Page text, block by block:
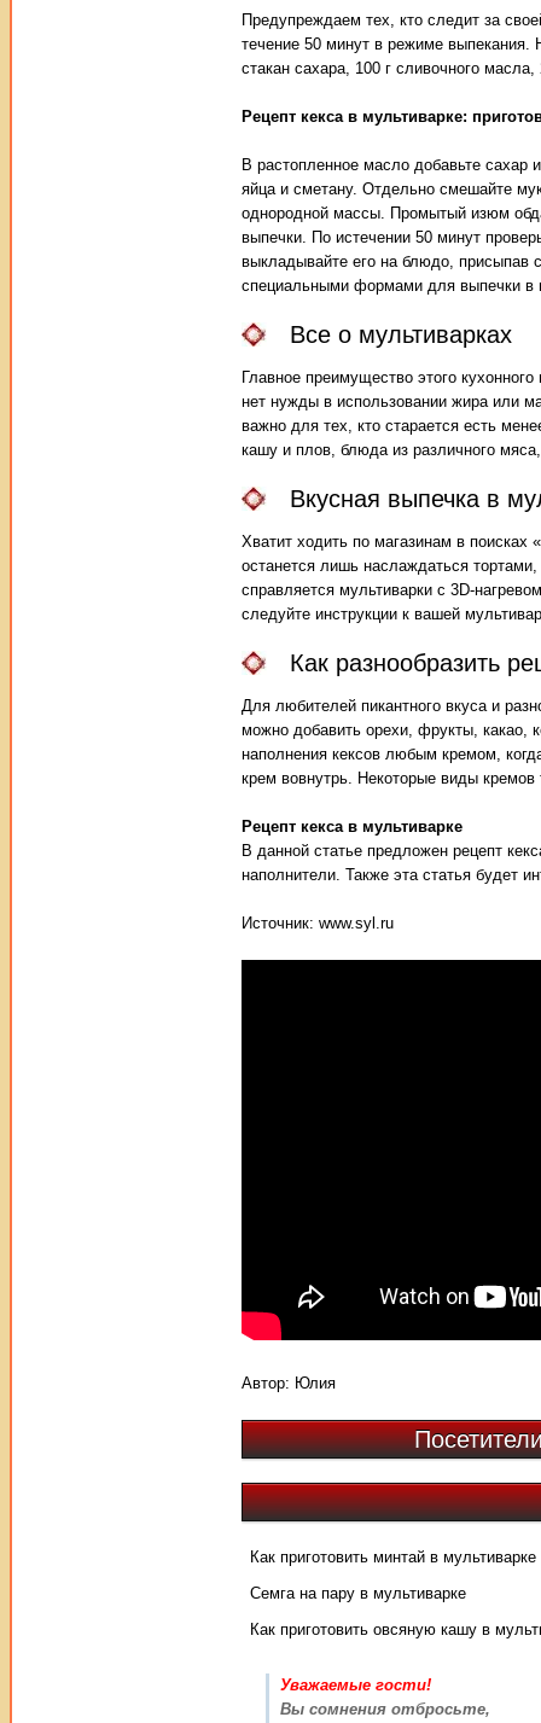
Предупреждаем тех, кто следит за
течение 50 минут в режиме выпекания.
стакан сахара, 100 г сливочного
Рецепт кекса в мультиварке:
В растопленное масло добавьте сахар
яйца и сметану. Отдельно смешайте
однородной массы. Промытый изюм
выпечки. По истечении 50 минут
выкладывайте его на блюдо, присыпав
специальными формами для выпечки в
Все о мультиварках
Главное преимущество этого
нет нужды в использовании жира или
важно для тех, кто старается есть
кашу и плов, блюда из различного
Вкусная выпечка в
Хватит ходить по магазинам в поисках
останется лишь наслаждаться
справляется мультиварки с 3D-
следуйте инструкции к вашей
Как разнообразить
Для любителей пикантного вкуса и
можно добавить орехи, фрукты, какао,
наполнения кексов любым кремом,
крем вовнутрь. Некоторые виды
Рецепт кекса в мультиварке
В данной статье предложен рецепт
наполнители. Также эта статья будет
Источник: www.syl.ru
Автор: Юлия
Как приготовить минтай в мультиварке
Семга на пару в мультиварке
Как приготовить овсяную кашу в
Уважаемые гости!
Вы сомнения отбросьте,